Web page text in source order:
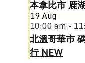
本拿比市 鹿
19Aug
10:00 am -
北溫哥華巿
行 NEW